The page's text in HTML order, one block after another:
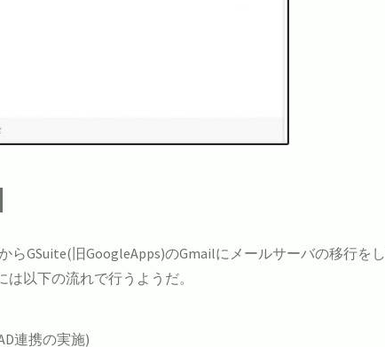
GSuite(旧GoogleApps)のGmailにメールサーバの移行を
以下の流れで行うようだ。
連携の実施)